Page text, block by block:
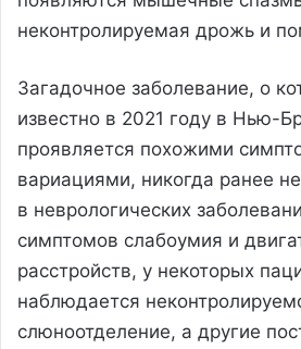
неконтролируемая дрожь и
Загадочное заболевание, о
известно в 2021 году в Нью-
проявляется похожими
вариациями, никогда ранее
в неврологических
симптомов слабоумия и
расстройств, у некоторых
наблюдается
слюноотделение, а другие